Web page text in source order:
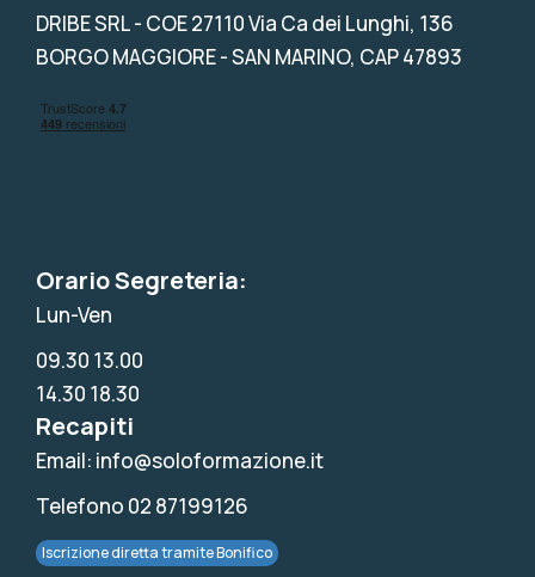
DRIBE SRL- COE 27110 Via Ca dei Lunghi, 136
BORGO MAGGIORE - SAN MARINO, CAP 47893
Orario Segreteria:
Lun-Ven
09.30 13.00
14.30 18.30
Recapiti
Email: info@soloformazione.it
Telefono 02 87199126
Iscrizione diretta tramite Bonifico